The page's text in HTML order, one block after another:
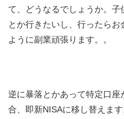
て、どうなるでしょうか。子
とか行きたいし、行ったら
ように副業頑張ります。。
逆に暴落とかあって特定口
合、即新NISAに移し替えま